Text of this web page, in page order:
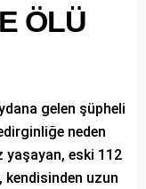
ÖLÜ
gelen şüpheli
neden
yaşayan, eski 112
kendisinden uzun